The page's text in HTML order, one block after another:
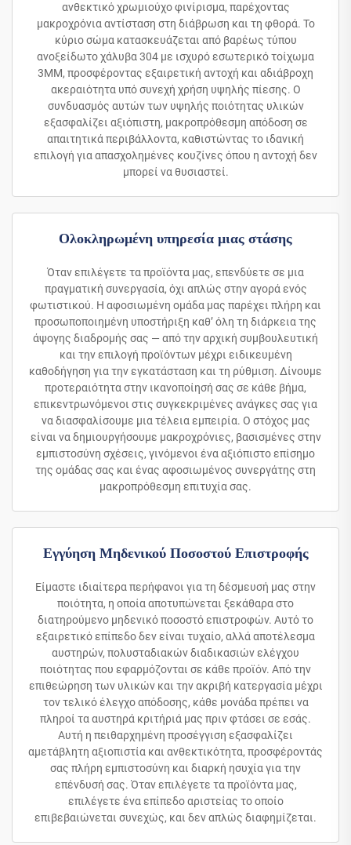
ανθεκτικό χρωμιούχο φινίρισμα, παρέχοντας
μακροχρόνια αντίσταση στη διάβρωση και τη φθορά. Το
κύριο σώμα κατασκευάζεται από βαρέως τύπου
ανοξείδωτο χάλυβα 304 με ισχυρό εσωτερικό τοίχωμα
3MM, προσφέροντας εξαιρετική αντοχή και αδιάβροχη
ακεραιότητα υπό συνεχή χρήση υψηλής πίεσης. Ο
συνδυασμός αυτών των υψηλής ποιότητας υλικών
εξασφαλίζει αξιόπιστη, μακροπρόθεσμη απόδοση σε
απαιτητικά περιβάλλοντα, καθιστώντας το ιδανική
επιλογή για απασχολημένες κουζίνες όπου η αντοχή δεν
μπορεί να θυσιαστεί.
Ολοκληρωμένη υπηρεσία μιας στάσης
Όταν επιλέγετε τα προϊόντα μας, επενδύετε σε μια
πραγματική συνεργασία, όχι απλώς στην αγορά ενός
φωτιστικού. Η αφοσιωμένη ομάδα μας παρέχει πλήρη και
προσωποποιημένη υποστήριξη καθ’ όλη τη διάρκεια της
άψογης διαδρομής σας — από την αρχική συμβουλευτική
και την επιλογή προϊόντων μέχρι ειδικευμένη
καθοδήγηση για την εγκατάσταση και τη ρύθμιση. Δίνουμε
προτεραιότητα στην ικανοποίησή σας σε κάθε βήμα,
επικεντρωνόμενοι στις συγκεκριμένες ανάγκες σας για
να διασφαλίσουμε μια τέλεια εμπειρία. Ο στόχος μας
είναι να δημιουργήσουμε μακροχρόνιες, βασισμένες στην
εμπιστοσύνη σχέσεις, γινόμενοι ένα αξιόπιστο επίσημο
της ομάδας σας και ένας αφοσιωμένος συνεργάτης στη
μακροπρόθεσμη επιτυχία σας.
Εγγύηση Μηδενικού Ποσοστού Επιστροφής
Είμαστε ιδιαίτερα περήφανοι για τη δέσμευσή μας στην
ποιότητα, η οποία αποτυπώνεται ξεκάθαρα στο
διατηρούμενο μηδενικό ποσοστό επιστροφών. Αυτό το
εξαιρετικό επίπεδο δεν είναι τυχαίο, αλλά αποτέλεσμα
αυστηρών, πολυσταδιακών διαδικασιών ελέγχου
ποιότητας που εφαρμόζονται σε κάθε προϊόν. Από την
επιθεώρηση των υλικών και την ακριβή κατεργασία μέχρι
τον τελικό έλεγχο απόδοσης, κάθε μονάδα πρέπει να
πληροί τα αυστηρά κριτήριά μας πριν φτάσει σε εσάς.
Αυτή η πειθαρχημένη προσέγγιση εξασφαλίζει
αμετάβλητη αξιοπιστία και ανθεκτικότητα, προσφέροντάς
σας πλήρη εμπιστοσύνη και διαρκή ησυχία για την
επένδυσή σας. Όταν επιλέγετε τα προϊόντα μας,
επιλέγετε ένα επίπεδο αριστείας το οποίο
επιβεβαιώνεται συνεχώς, και δεν απλώς διαφημίζεται.